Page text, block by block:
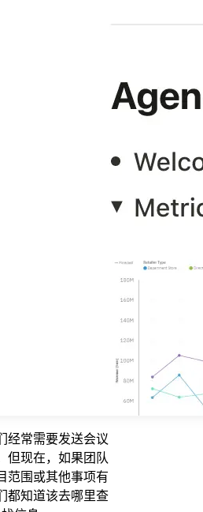
经常需要发送会议
但现在，如果团队
范围或其他事项有
都知道该去哪里查